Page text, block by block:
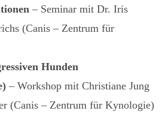
– Seminar mit Dr. Iris
(Canis – Zentrum für
Hunden
– Workshop mit Christiane Jung
(Canis – Zentrum für Kynologie)